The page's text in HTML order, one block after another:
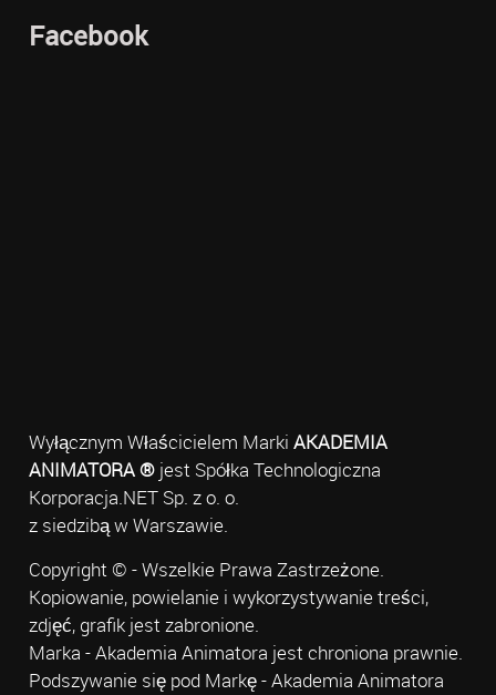
Facebook
Wyłącznym Właścicielem Marki AKADEMIA
ANIMATORA ®jest Spółka Technologiczna
Korporacja.NET Sp. z o. o.
z siedzibą w Warszawie.
Copyright © - Wszelkie Prawa Zastrzeżone.
Kopiowanie, powielanie i wykorzystywanie treści,
zdjęć, grafik jest zabronione.
Marka - Akademia Animatora jest chroniona prawnie.
Podszywanie się pod Markę - Akademia Animatora